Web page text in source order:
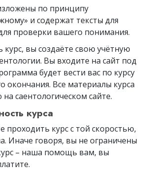
по принципу
и содержат тексты для
проверки вашего понимания.
вы создаёте свою учётную
Вы входите на сайт под
будет вести вас по курсу
окончания. Все материалы курса
саентологическом сайте.
курса
проходить курс с той скоростью,
Иначе говоря, вы не ограничены
– наша помощь вам, вы